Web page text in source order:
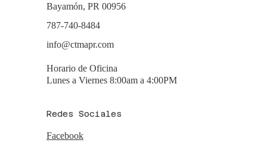
Bayamón, PR 00956
787-740-8484
info@ctmapr.com
Horario de Oficina
Lunes a Viernes 8:00am a 4:00PM
Redes Sociales
Facebook